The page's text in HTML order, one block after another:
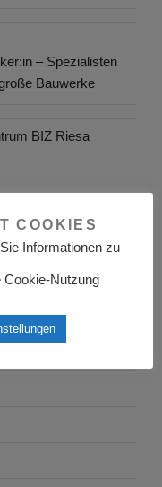
– Spezialisten
Bauwerke
BIZ Riesa
zur
und ihre
COOKIES
Informationen zu
Cookie-Nutzung